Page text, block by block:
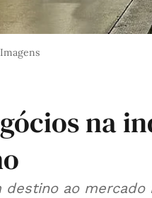
na
ao mercado